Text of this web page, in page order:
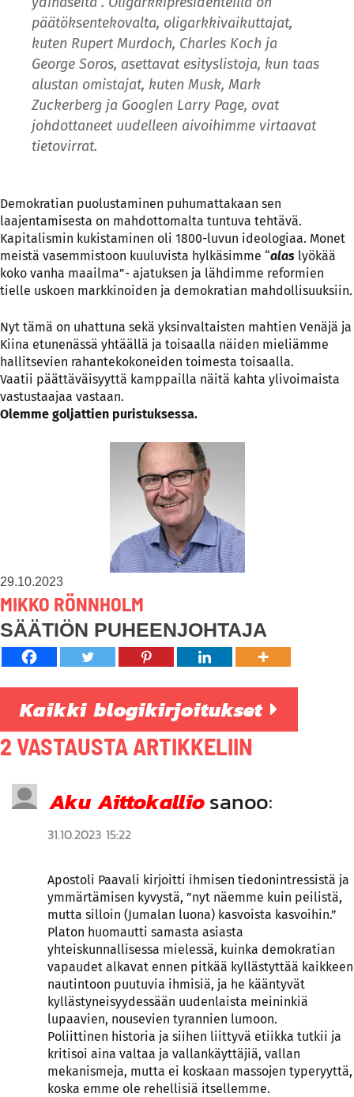
päätöksentekovalta, oligarkkivaikuttajat,
kuten Rupert Murdoch, Charles Koch ja
George Soros, asettavat esityslistoja, kun taas
alustan omistajat, kuten Musk, Mark
Zuckerberg ja Googlen Larry Page, ovat
johdottaneet uudelleen aivoihimme virtaavat
tietovirrat.
Demokratian puolustaminen puhumattakaan sen
laajentamisesta on mahdottomalta tuntuva tehtävä.
Kapitalismin kukistaminen oli 1800-luvun ideologiaa. Monet
meistä vasemmistoon kuuluvista hylkäsimme “alas lyökää
koko vanha maailma”- ajatuksen ja lähdimme reformien
tielle uskoen markkinoiden ja demokratian mahdollisuuksiin.
Nyt tämä on uhattuna sekä yksinvaltaisten mahtien Venäjä ja
Kiina etunenässä yhtäällä ja toisaalla näiden mieliämme
hallitsevien rahantekokoneiden toimesta toisaalla.
Vaatii päättäväisyyttä kamppailla näitä kahta ylivoimaista
vastustaajaa vastaan.
Olemme goljattien puristuksessa.
29.10.2023
MIKKO RÖNNHOLM
SÄÄTIÖN PUHEENJOHTAJA
Kaikki blogikirjoitukset
2 VASTAUSTA ARTIKKELIIN
Aku Aittokalliosanoo:
31.10.2023 15:22
Apostoli Paavali kirjoitti ihmisen tiedonintressistä ja
ymmärtämisen kyvystä, ”nyt näemme kuin peilistä,
mutta silloin (Jumalan luona) kasvoista kasvoihin.”
Platon huomautti samasta asiasta
yhteiskunnallisessa mielessä, kuinka demokratian
vapaudet alkavat ennen pitkää kyllästyttää kaikkeen
nautintoon puutuvia ihmisiä, ja he kääntyvät
kyllästyneisyydessään uudenlaista meininkiä
lupaavien, nousevien tyrannien lumoon.
Poliittinen historia ja siihen liittyvä etiikka tutkii ja
kritisoi aina valtaa ja vallankäyttäjiä, vallan
mekanismeja, mutta ei koskaan massojen typeryyttä,
koska emme ole rehellisiä itsellemme.